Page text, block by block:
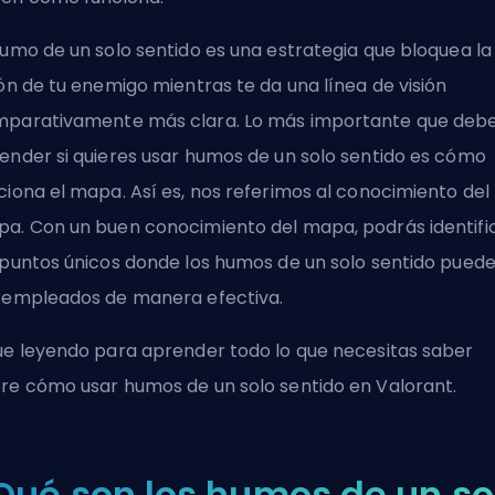
de un solo sentido es una estrategia que bloquea la
de tu enemigo mientras te da una línea de visión
más clara. Lo más importante que
si quieres usar humos de un solo sentido es cómo
el mapa. Así es, nos referimos al conocimiento del
Con un buen conocimiento del mapa, podrás
únicos donde los humos de un solo sentido
de manera efectiva.
leyendo para aprender todo lo que necesitas saber
cómo usar humos de un solo sentido en Valorant.